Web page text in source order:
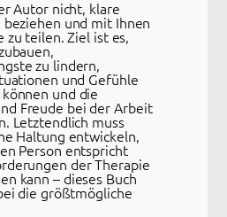
Autor nicht, klare
beziehen und mit Ihnen
zu teilen. Ziel ist es,
zu lindern,
und Gefühle
und die
Freude bei der Arbeit
Letztendlich muss
Haltung entwickeln,
Person entspricht
der Therapie
kann – dieses Buch
die größtmögliche